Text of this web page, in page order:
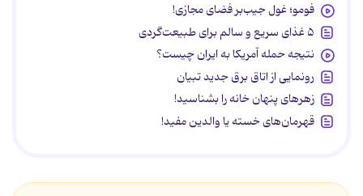
فومو؛ غول جیب‌بر فضای مجازی!
۵ غذای سریع و سالم برای طبیعت‌گردی
نتیجه حمله آمریکا به ایران چیست؟
رونمایی از اتاق برق جدید تبیان
زهرهای پنهان خانه را بشناسید!
قهرمان‌های خسته یا والدین مفید!